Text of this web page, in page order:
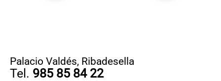
Palacio Valdés, Ribadesella
Tel. 985 85 84 22